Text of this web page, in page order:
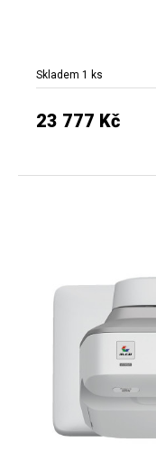
Skladem 1 ks
23 777 Kč